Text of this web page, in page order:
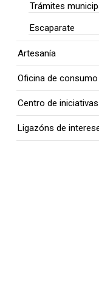
Trámites
Escaparate
Artesanía
Oficina de consumo
Centro de
Ligazóns de